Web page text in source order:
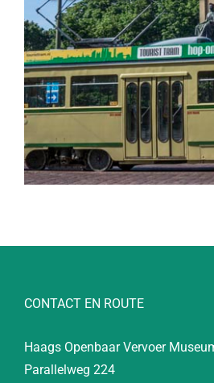
CONTACT EN ROUTE
Haags Openbaar Vervoer
Parallelweg 224